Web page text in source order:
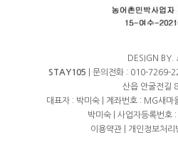
DESIGN BY.
STAY105 | 문의전화 : 010-7269-
산읍 안굴전길
대표자 : 박미숙 | 계좌번호 : MG새
박미숙 | 사업자등록번
이용약관
개인정보처리